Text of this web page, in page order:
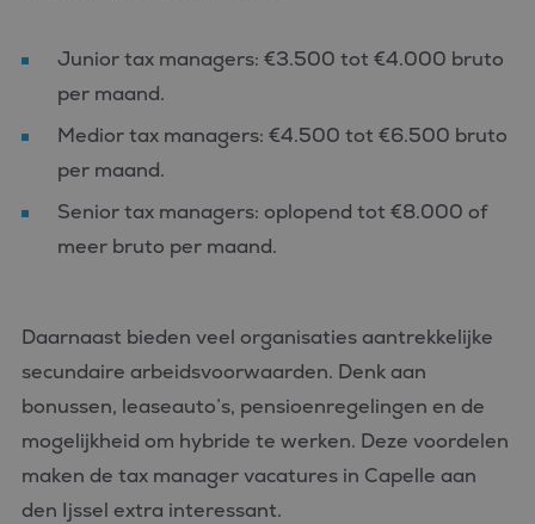
Junior tax managers: €3.500 tot €4.000 bruto
per maand.
Medior tax managers: €4.500 tot €6.500 bruto
per maand.
Senior tax managers: oplopend tot €8.000 of
meer bruto per maand.
Daarnaast bieden veel organisaties aantrekkelijke
secundaire arbeidsvoorwaarden. Denk aan
bonussen, leaseauto’s, pensioenregelingen en de
mogelijkheid om hybride te werken. Deze voordelen
maken de tax manager vacatures in Capelle aan
den Ijssel extra interessant.